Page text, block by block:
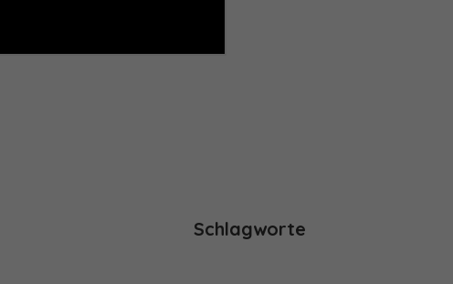
Schlagworte